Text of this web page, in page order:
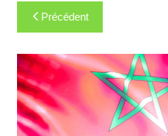
Navigation
de
l’article
Précédent